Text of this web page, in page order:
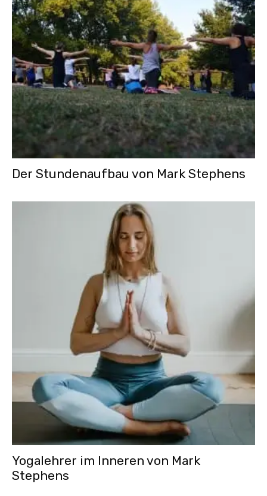
Der Stundenaufbau von Mark Stephens
Yogalehrer im Inneren von Mark
Stephens